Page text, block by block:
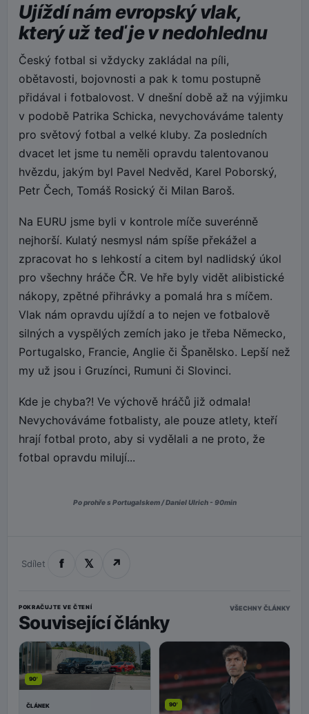
Ujíždí nám evropský vlak,
který už teď je v nedohlednu
Český fotbal si vždycky zakládal na píli,
obětavosti, bojovnosti a pak k tomu postupně
přidával i fotbalovost. V dnešní době až na výjimku
v podobě Patrika Schicka, nevychováváme talenty
pro světový fotbal a velké kluby. Za posledních
dvacet let jsme tu neměli opravdu talentovanou
hvězdu, jakým byl Pavel Nedvěd, Karel Poborský,
Petr Čech, Tomáš Rosický či Milan Baroš.
Na EURU jsme byli v kontrole míče suverénně
nejhorší. Kulatý nesmysl nám spíše překážel a
zpracovat ho s lehkostí a citem byl nadlidský úkol
pro všechny hráče ČR. Ve hře byly vidět alibistické
nákopy, zpětné přihrávky a pomalá hra s míčem.
Vlak nám opravdu ujíždí a to nejen ve fotbalově
silných a vyspělých zemích jako je třeba Německo,
Portugalsko, Francie, Anglie či Španělsko. Lepší než
my už jsou i Gruzínci, Rumuni či Slovinci.
Kde je chyba?! Ve výchově hráčů již odmala!
Nevychováváme fotbalisty, ale pouze atlety, kteří
hrají fotbal proto, aby si vydělali a ne proto, že
fotbal opravdu milují...
Po prohře s Portugalskem / Daniel Ulrich - 90min
Sdílet f 𝕏 ↗
POKRAČUJTE VE ČTENÍ
Související články
VŠECHNY ČLÁNKY
90'
ČLÁNEK 90'